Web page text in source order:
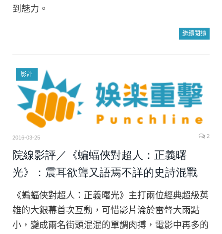
到魅力。
繼續閱讀
影評
2016-03-25 2
院線影評／《蝙蝠俠對超人：正義曙
光》：震耳欲聾又語焉不詳的史詩混戰
《蝙蝠俠對超人：正義曙光》主打兩位經典超級英
雄的大銀幕首次互動，可惜影片淪於雷聲大雨點
小，變成兩名街頭混混的單調肉搏，電影中再多的